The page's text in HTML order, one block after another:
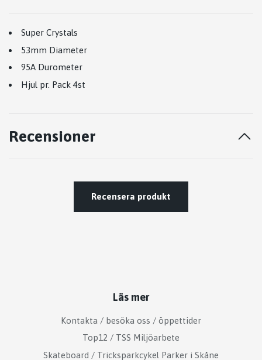
Super Crystals
53mm Diameter
95A Durometer
Hjul pr. Pack 4st
Recensioner
Recensera produkt
Läs mer
Kontakta / besöka oss / öppettider
Top12 / TSS Miljöarbete
Skateboard / Tricksparkcykel Parker i Skåne